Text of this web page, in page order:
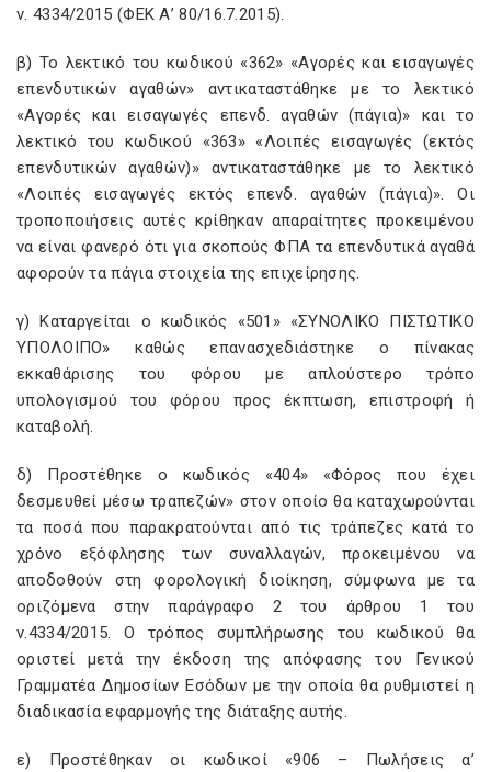
ν. 4334/2015 (ΦΕΚ Α’ 80/16.7.2015).
β) Το λεκτικό του κωδικού «362» «Αγορές και εισαγωγές
επενδυτικών αγαθών» αντικαταστάθηκε με το λεκτικό
«Αγορές και εισαγωγές επενδ. αγαθών (πάγια)» και το
λεκτικό του κωδικού «363» «Λοιπές εισαγωγές (εκτός
επενδυτικών αγαθών)» αντικαταστάθηκε με το λεκτικό
«Λοιπές εισαγωγές εκτός επενδ. αγαθών (πάγια)». Οι
τροποποιήσεις αυτές κρίθηκαν απαραίτητες προκειμένου
να είναι φανερό ότι για σκοπούς ΦΠΑ τα επενδυτικά αγαθά
αφορούν τα πάγια στοιχεία της επιχείρησης.
γ) Καταργείται ο κωδικός «501» «ΣΥΝΟΛΙΚΟ ΠΙΣΤΩΤΙΚΟ
ΥΠΟΛΟΙΠΟ» καθώς επανασχεδιάστηκε ο πίνακας
εκκαθάρισης του φόρου με απλούστερο τρόπο
υπολογισμού του φόρου προς έκπτωση, επιστροφή ή
καταβολή.
δ) Προστέθηκε ο κωδικός «404» «Φόρος που έχει
δεσμευθεί μέσω τραπεζών» στον οποίο θα καταχωρούνται
τα ποσά που παρακρατούνται από τις τράπεζες κατά το
χρόνο εξόφλησης των συναλλαγών, προκειμένου να
αποδοθούν στη φορολογική διοίκηση, σύμφωνα με τα
οριζόμενα στην παράγραφο 2 του άρθρου 1 του
ν.4334/2015. Ο τρόπος συμπλήρωσης του κωδικού θα
οριστεί μετά την έκδοση της απόφασης του Γενικού
Γραμματέα Δημοσίων Εσόδων με την οποία θα ρυθμιστεί η
διαδικασία εφαρμογής της διάταξης αυτής.
ε) Προστέθηκαν οι κωδικοί «906 – Πωλήσεις α’